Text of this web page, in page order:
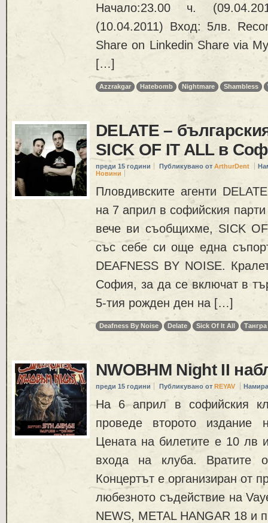
Начало:23.00 ч.
(10.04.2011) Вход: 5лв.
Share on Linkedin Share via
[…]
Azzrakgar Hatebomb Nightmare Shambless
DELATE –
SICK OF IT ALL в
преди 15 години Публикувано от ArthurDent
Новини
Пловдивските агенти
на 7 април в софийския парти
вече ви съобщихме, SICK
със себе си още една
DEAFNESS BY NOISE.
София, за да се включат в
5-тия рожден ден на […]
Deafness By Noise Delate Sick Of It All
NWOBHM Night II
преди 15 години Публикувано от REYAV
На 6 април в софийския
проведе второто издание
Цената на билетите е 10 лв
входа на клуба. Вратите
Концертът е организиран от
любезното съдействие на
NEWS, METAL HANGAR 18 и